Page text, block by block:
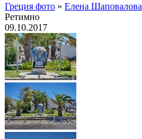
Греция фото » Елена Шаповалова
Ретимно
09.10.2017